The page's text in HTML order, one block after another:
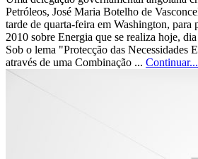
Petróleos, José Maria Botelho de
tarde de quarta-feira em Washington, para
2010 sobre Energia que se realiza hoje,
Sob o lema "Protecção das Necessidades
através de uma Combinação ... Continuar...